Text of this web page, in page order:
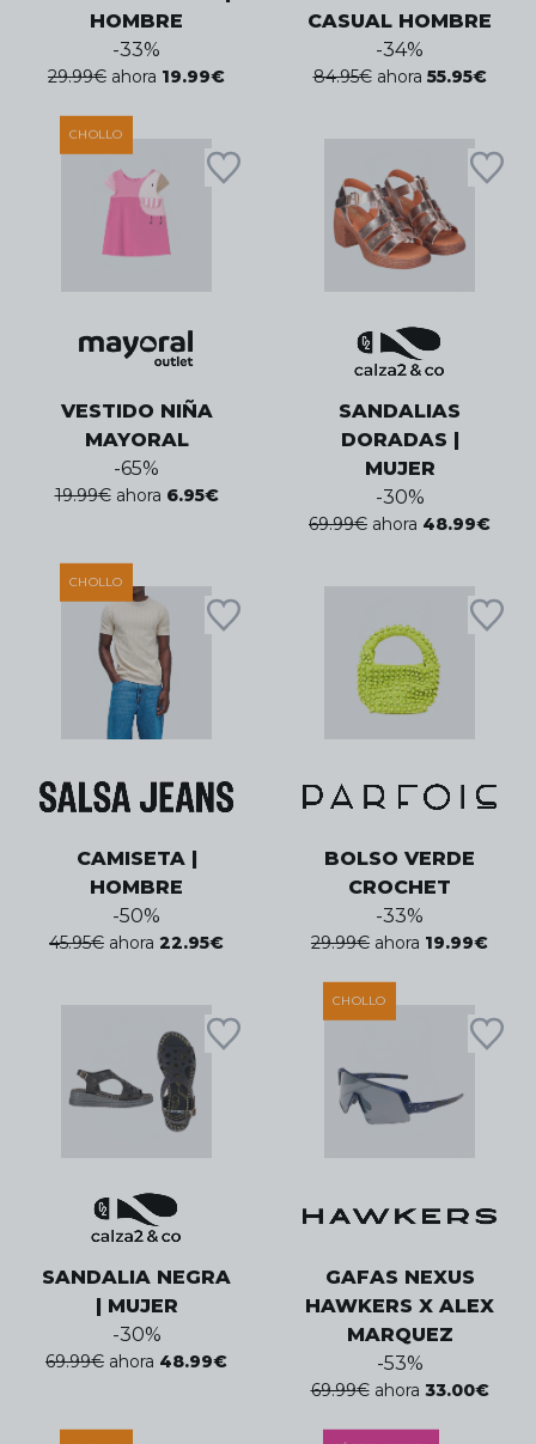
HOMBRE
-33%
29.99€ ahora 19.99€
CASUAL HOMBRE
-34%
84.95€ ahora 55.95€
CHOLLO
VESTIDO NIÑA
MAYORAL
-65%
19.99€ ahora 6.95€
SANDALIAS
DORADAS |
MUJER
-30%
69.99€ ahora 48.99€
CHOLLO
CAMISETA |
HOMBRE
-50%
45.95€ ahora 22.95€
BOLSO VERDE
CROCHET
-33%
29.99€ ahora 19.99€
SANDALIA NEGRA
| MUJER
-30%
69.99€ ahora 48.99€
CHOLLO
GAFAS NEXUS
HAWKERS X ALEX
MARQUEZ
-53%
69.99€ ahora 33.00€